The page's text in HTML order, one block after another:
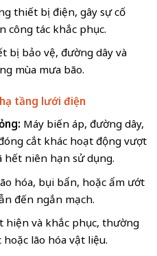
thiết bị điện, gây sự cố
công tác khắc phục.
bị bảo vệ, đường dây và
mùa mưa bão.
tầng lưới điện
Máy biến áp, đường dây,
cắt khác hoạt động vượt
hết niên hạn sử dụng.
hóa, bụi bẩn, hoặc ẩm ướt
đến ngắn mạch.
hiện và khắc phục, thường
hoặc lão hóa vật liệu.